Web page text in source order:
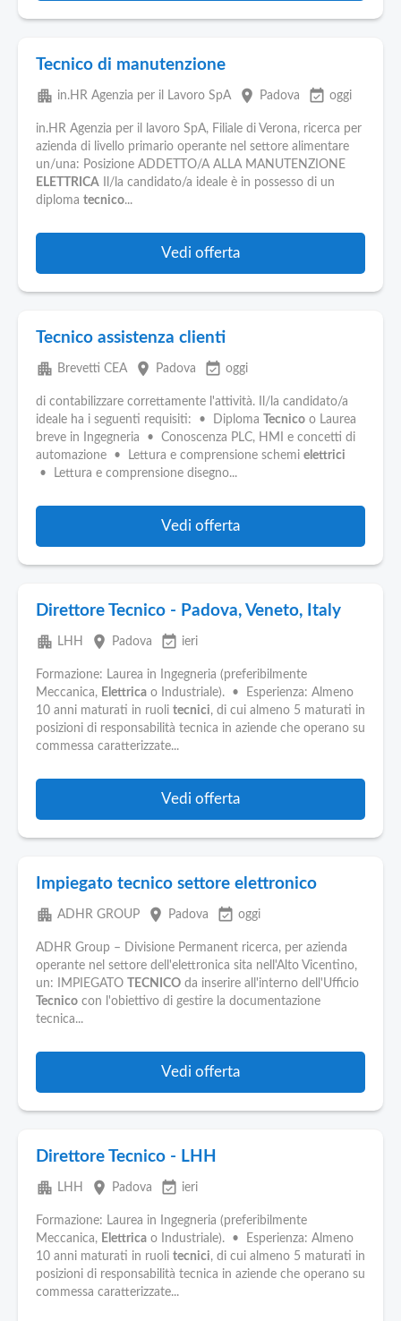
Tecnico di manutenzione
apartment in.HR Agenzia per il Lavoro SpA place Padova event_available oggi
in.HR Agenzia per il lavoro SpA, Filiale di Verona, ricerca per
azienda di livello primario operante nel settore alimentare
un/una: Posizione ADDETTO/A ALLA MANUTENZIONE
ELETTRICA Il/la candidato/a ideale è in possesso di un
diploma tecnico...
Vedi offerta
Tecnico assistenza clienti
apartment Brevetti CEA place Padova event_available oggi
di contabilizzare correttamente l'attività. Il/la candidato/a
ideale ha i seguenti requisiti: • Diploma
Tecnico o Laurea
breve in Ingegneria • Conoscenza PLC, HMI e concetti di
automazione • Lettura e comprensione schemi elettrici
• Lettura e comprensione disegno...
Vedi offerta
Direttore Tecnico - Padova, Veneto, Italy
apartment LHH place Padova event_available ieri
Formazione: Laurea in Ingegneria (preferibilmente
Meccanica, Elettrica o Industriale). • Esperienza: Almeno
10 anni maturati in ruoli tecnici, di cui almeno 5 maturati in
posizioni di responsabilità tecnica in aziende che operano su
commessa caratterizzate...
Vedi offerta
Impiegato tecnico settore elettronico
apartment ADHR GROUP place Padova event_available oggi
ADHR Group – Divisione Permanent ricerca, per azienda
operante nel settore dell'elettronica sita nell'Alto Vicentino,
un: IMPIEGATO
TECNICO da inserire all'interno dell'Ufficio
Tecnico con l'obiettivo di gestire la documentazione
tecnica...
Vedi offerta
Direttore Tecnico - LHH
apartment LHH place Padova event_available ieri
Formazione: Laurea in Ingegneria (preferibilmente
Meccanica, Elettrica o Industriale). • Esperienza: Almeno
10 anni maturati in ruoli tecnici, di cui almeno 5 maturati in
posizioni di responsabilità tecnica in aziende che operano su
commessa caratterizzate...